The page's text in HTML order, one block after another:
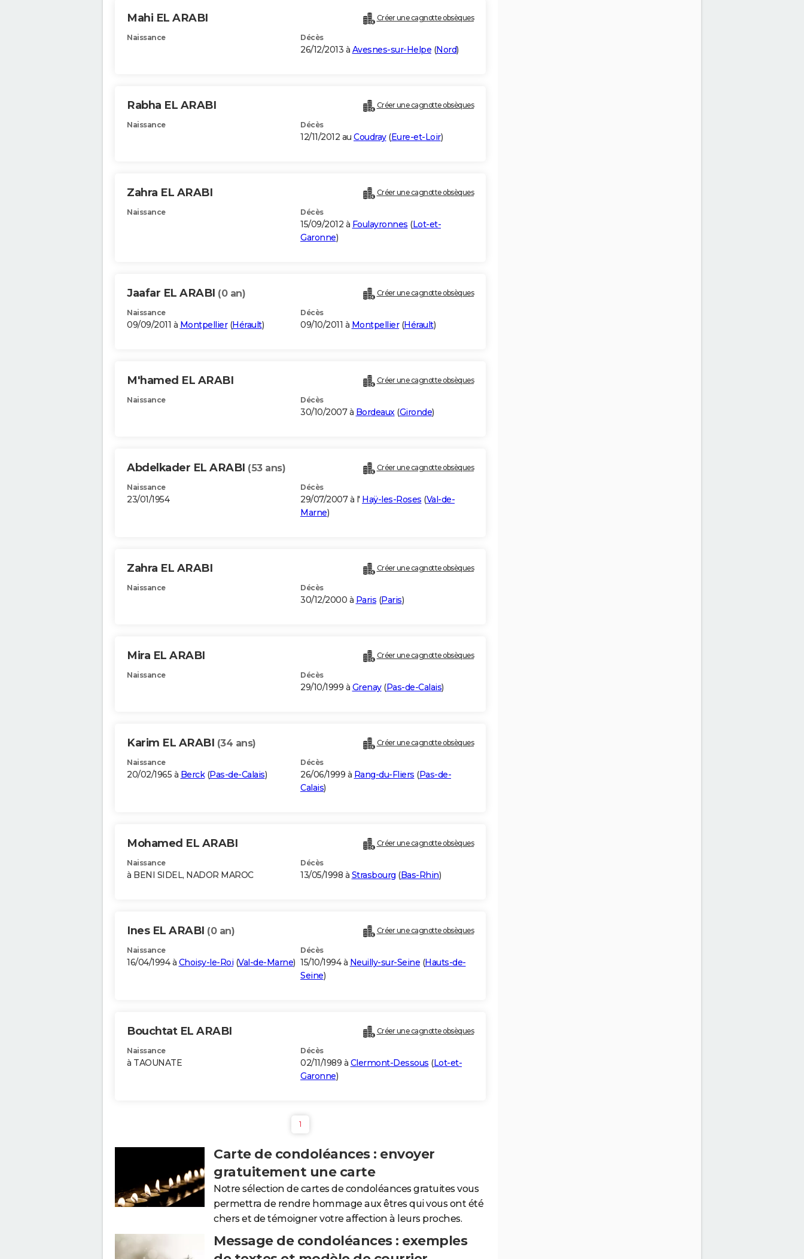
Mahi EL ARABI Créer une cagnotte obsèques
Naissance Décès
26/12/2013 à Avesnes-sur-Helpe (Nord)
Rabha EL ARABI Créer une cagnotte obsèques
Naissance Décès
12/11/2012 au Coudray(Eure-et-Loir)
Zahra EL ARABI Créer une cagnotte obsèques
Naissance Décès
15/09/2012 à Foulayronnes (Lot-et-
Garonne)
Jaafar EL ARABI (0 an) Créer une cagnotte obsèques
Naissance
09/09/2011 à Montpellier(Hérault)
Décès
09/10/2011 à Montpellier(Hérault)
M'hamed EL ARABI Créer une cagnotte obsèques
Naissance Décès
30/10/2007 à Bordeaux(Gironde)
Abdelkader EL ARABI (53 ans) Créer une cagnotte obsèques
Naissance
23/01/1954
Décès
29/07/2007 à l' Haÿ-les-Roses (Val-de-
Marne)
Zahra EL ARABI Créer une cagnotte obsèques
Naissance Décès
30/12/2000 à Paris (Paris)
Mira EL ARABI Créer une cagnotte obsèques
Naissance Décès
29/10/1999 à Grenay(Pas-de-Calais)
Karim EL ARABI (34 ans) Créer une cagnotte obsèques
Naissance
20/02/1965 à Berck(Pas-de-Calais)
Décès
26/06/1999 à Rang-du-Fliers (Pas-de-
Calais)
Mohamed EL ARABI Créer une cagnotte obsèques
Naissance
à BENI SIDEL, NADOR MAROC
Décès
13/05/1998 à Strasbourg (Bas-Rhin)
Ines EL ARABI (0 an) Créer une cagnotte obsèques
Naissance
16/04/1994 à Choisy-le-Roi (Val-de-Marne)
Décès
15/10/1994 à Neuilly-sur-Seine (Hauts-de-
Seine)
Bouchtat EL ARABI Créer une cagnotte obsèques
Naissance
à TAOUNATE
Décès
02/11/1989 à Clermont-Dessous (Lot-et-
Garonne)
1
Carte de condoléances : envoyer
gratuitement une carte
Notre sélection de cartes de condoléances gratuites vous
permettra de rendre hommage aux êtres qui vous ont été
chers et de témoigner votre affection à leurs proches.
Message de condoléances : exemples